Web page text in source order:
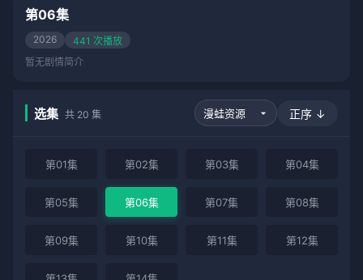
第06集
2026
441 次播放
暂无剧情简介
选集 共 20 集 正序 ↓
第01集 第02集 第03集 第04集
第05集 第06集 第07集 第08集
第09集 第10集 第11集 第12集